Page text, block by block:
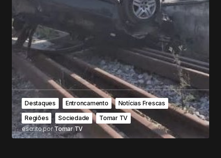
Destaques Entroncamento
Notícias Frescas
Regiões
Sociedade
Tomar TV
escrito porTomar TV